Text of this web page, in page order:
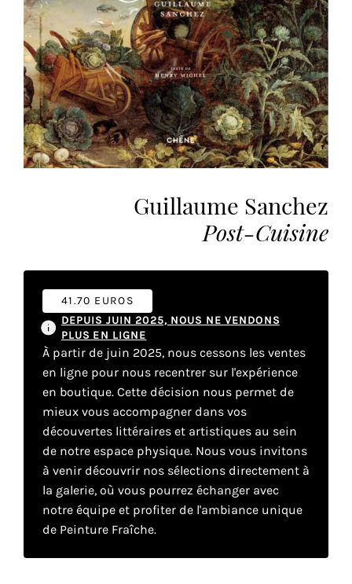
Guillaume Sanchez
Post-Cuisine
41.70 EUROS
DEPUIS JUIN 2025, NOUS NE VENDONS
PLUS EN LIGNE
À partir de juin 2025, nous cessons les ventes
en ligne pour nous recentrer sur l'expérience
en boutique. Cette décision nous permet de
mieux vous accompagner dans vos
découvertes littéraires et artistiques au sein
de notre espace physique. Nous vous invitons
à venir découvrir nos sélections directement à
la galerie, où vous pourrez échanger avec
notre équipe et profiter de l'ambiance unique
de Peinture Fraîche.
vous
offrir
service
plus
personnalisé.
savoir
confidentialité.
ACCEPTER
COOKIES
Faire
propre
choix
Cookies